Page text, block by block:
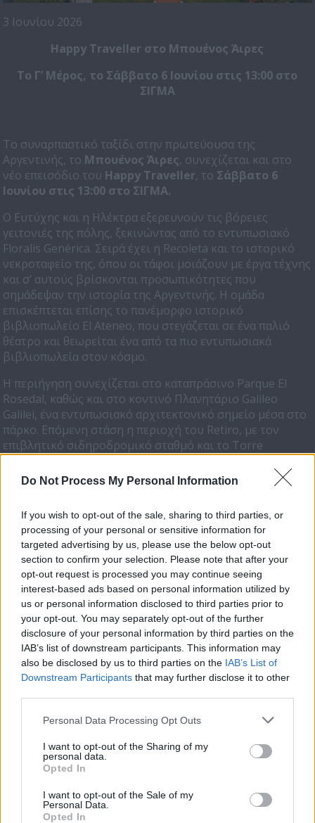
Do Not Process My Personal Information
If you wish to opt-out of the sale, sharing to third parties, or
processing of your personal or sensitive information for
targeted advertising by us, please use the below opt-out
section to confirm your selection. Please note that after your
opt-out request is processed you may continue seeing
interest-based ads based on personal information utilized by
us or personal information disclosed to third parties prior to
your opt-out. You may separately opt-out of the further
disclosure of your personal information by third parties on the
IAB’s list of downstream participants. This information may
also be disclosed by us to third parties on the IAB’s List of
Downstream Participants that may further disclose it to other
Personal Data Processing Opt Outs
I want to opt-out of the Sharing of my
personal data.
Opted In
I want to opt-out of the Sale of my
Personal Data.
Opted In
3 Ιουνίου 2026
Happy Traveller στο Μπουένος Άιρες
Το Γ’ Μέρος, το Σάββατο 6 Ιουνίου στις 13:00 στο
ΣΙΓΜΑ
Το συναρπαστικό ταξίδι στην πρωτεύουσα της
Αργεντινής, το Μπουένος Άιρες, συνεχίζεται και στο
νέο επεισόδιο του Happy Traveller, το Σάββατο 6
Ιουνίου στις 13:00 στο ΣΙΓΜΑ.
Ο Ευτύχης και η Ηλέκτρα εξερευνούν τις βόρειες
γειτονιές της πόλης, ξεκινώντας από το εντυπωσιακό
Floralis Genérica. Σειρά έχει η Recoleta και το ιστορικό
νεκροταφείο της, όπου οι τάφοι μοιάζουν με έργα τέχνης
και σ’ αυτούς βρίσκονται προσωπικότητες που
σημάδεψαν την ιστορία της Αργεντινής. Η ομάδα
επισκέπτεται επίσης το πανέμορφο ιστορικό
βιβλιοπωλείο El Ateneo, που στεγάζεται σε ένα παλιό
θέατρο και θεωρείται ένα από τα πιο εντυπωσιακά
βιβλιοπωλεία στον κόσμο.
Η περιήγηση συνεχίζεται στο καταπράσινο Parque El
Rosedal, καθώς και στο κοντινό Πλανητάριο Galileo
Galilei, ένα εντυπωσιακό αρχιτεκτονικό σημείο μέσα στο
πάρκο. Επόμενη στάση η περιοχή του Retiro, με τον
επιβλητικό σιδηροδρομικό σταθμό και το Torre
στο κέντρο της πόλης.
Happy Traveller θα κάνει μια ξεχωριστή επίσκεψη στην
ελληνορθόδοξη εκκλησία και το ελληνικό σχολείο του
Μπουένος Άιρες, όπου θα συναντήσει μέλη της
ελληνικής κοινότητας της Αργεντινής.
happytraveller:ταξιδιωτική εκπομπή από αληθινούς
ταξιδιώτες!
ΠΡΟΗΓΟΥΜΕΝΟ ΕΠΟΜΕΝΟ
ΤΕΛΕΥΤΑΙΑ ΝΕΑ